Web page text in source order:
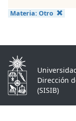
Materia: Otro
Dirección
(SISIB)